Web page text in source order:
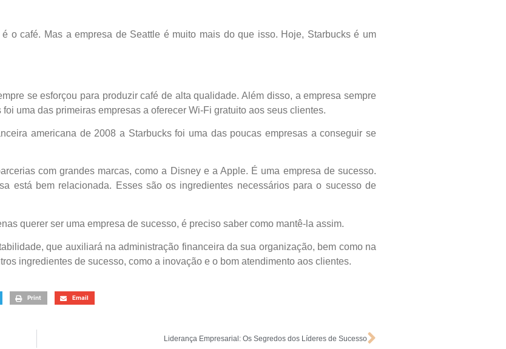
o café. Mas a empresa de Seattle é muito mais do que isso. Hoje, Starbucks é um
se esforçou para produzir café de alta qualidade. Além disso, a empresa sempre
uma das primeiras empresas a oferecer Wi-Fi gratuito aos seus clientes.
americana de 2008 a Starbucks foi uma das poucas empresas a conseguir se
com grandes marcas, como a Disney e a Apple. É uma empresa de sucesso.
está bem relacionada. Esses são os ingredientes necessários para o sucesso de
querer ser uma empresa de sucesso, é preciso saber como mantê-la assim.
que auxiliará na administração financeira da sua organização, bem como na
ingredientes de sucesso, como a inovação e o bom atendimento aos clientes.
Print Email
Liderança Empresarial: Os Segredos dos Líderes de Sucesso